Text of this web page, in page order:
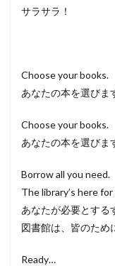
サラサラ！
Choose your books.
あなたの本を選びま
Choose your books.
あなたの本を選びま
Borrow all you need.
The library’s here
あなたが必要とする
図書館は、皆のため
Ready…